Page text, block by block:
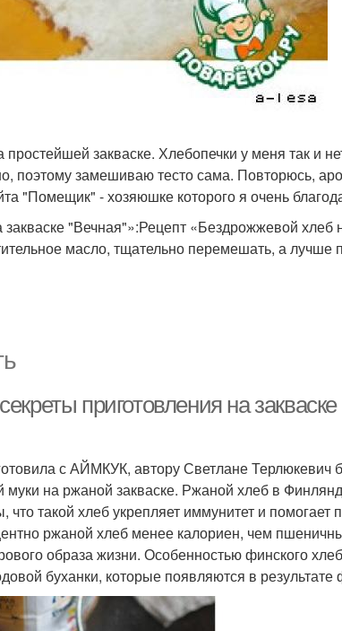
закваске. Хлебопечки у меня так и
поэтому замешиваю тесто сама. Повторюсь,
- хозяюшке которого я очень
"Вечная"»:Рецепт «Бездрожжевой хлеб
масло, тщательно перемешать, а лучше
приготовления на закваске
с АЙМКУК, автору Светлане Терлюкевич
на ржаной закваске. Ржаной хлеб в
такой хлеб укрепляет иммунитет и помогает
ржаной хлеб менее калориен, чем
образа жизни. Особенностью финского
буханки, которые появляются в результате